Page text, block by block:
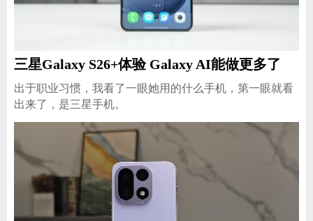
三星Galaxy S26+体验 Galaxy AI能做更多了
出于职业习惯，我看了一眼她用的什么手机，第一眼就看
出来了，是三星手机。